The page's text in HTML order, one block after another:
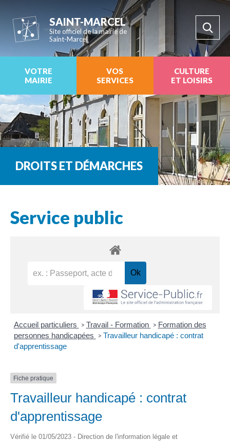
SAINT-MARCEL
Site officiel de la mairie de
Saint-Marcel
VOTRE
MAIRIE
VOS
SERVICES
CULTURE
ET LOISIRS
DROITS ET DÉMARCHES
Service public
Accueil particuliers > Travail - Formation > Formation des
personnes handicapées
> Travailleur handicapé : contrat
d'apprentissage
Fiche pratique
Travailleur handicapé : contrat
d'apprentissage
Vérifié le 01/05/2023 - Direction de l'information légale et